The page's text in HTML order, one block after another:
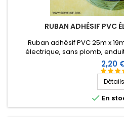
RUBAN ADHÉSIF PVC
Ruban adhésif PVC 25m x
électrique, sans plomb,
caoutchouc agressive qui
mieux l'appliquer. Température
Prix
2,20
Détails
 En